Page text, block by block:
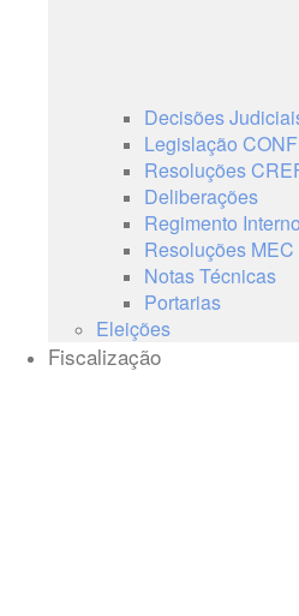
Decisões
Legislação
Resoluções
Deliberações
Regimento Interno
Resoluções MEC
Notas Técnicas
Portarias
Eleições
Fiscalização